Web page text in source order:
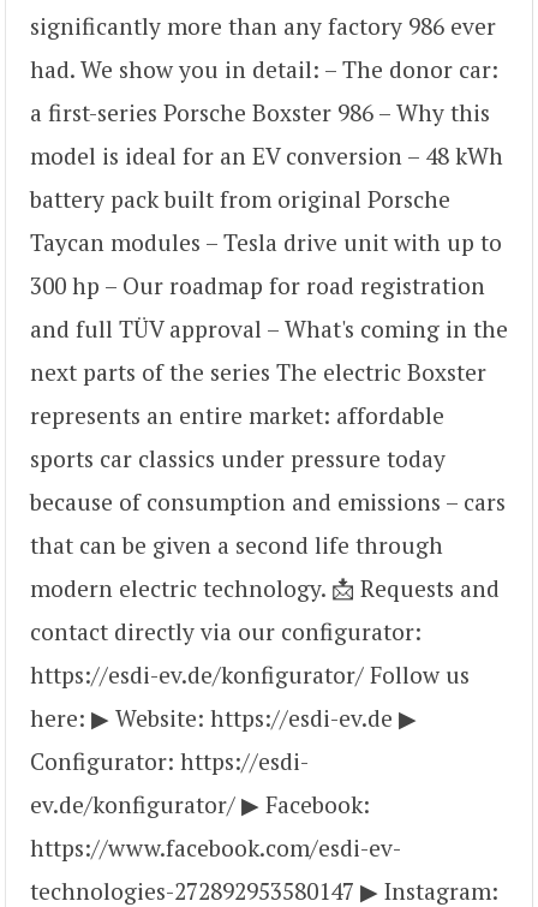
significantly more than any factory 986 ever
had. We show you in detail: – The donor car:
a first-series Porsche Boxster 986 – Why this
model is ideal for an EV conversion – 48 kWh
battery pack built from original Porsche
Taycan modules – Tesla drive unit with up to
300 hp – Our roadmap for road registration
and full TÜV approval – What's coming in the
next parts of the series The electric Boxster
represents an entire market: affordable
sports car classics under pressure today
because of consumption and emissions – cars
that can be given a second life through
modern electric technology. 📩 Requests and
contact directly via our configurator:
https://esdi-ev.de/konfigurator/ Follow us
here: ▶ Website: https://esdi-ev.de ▶
Configurator: https://esdi-
ev.de/konfigurator/ ▶ Facebook:
https://www.facebook.com/esdi-ev-
technologies-272892953580147 ▶ Instagram: